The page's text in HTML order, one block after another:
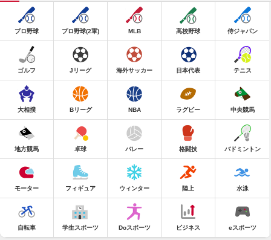
プロ野球 プロ野球(2軍) MLB 高校野球 侍ジャパン
ゴルフ Jリーグ 海外サッカー 日本代表 テニス
大相撲 Bリーグ NBA ラグビー 中央競馬
地方競馬 卓球 バレー 格闘技 バドミントン
モーター フィギュア ウィンター 陸上 水泳
自転車 学生スポーツ Doスポーツ ビジネス eスポーツ